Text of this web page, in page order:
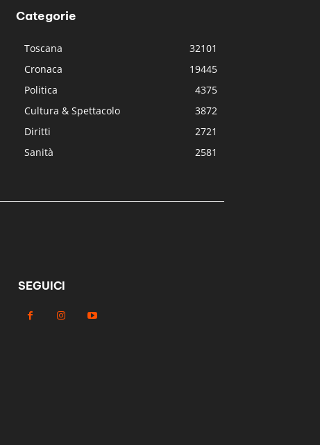
Categorie
Toscana
32101
Cronaca
19445
Politica
4375
Cultura & Spettacolo
3872
Diritti
2721
Sanità
2581
SEGUICI